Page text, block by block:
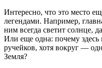
Интересно, что это место
легендами. Например,
ним всегда светит солнце,
Или еще одна: почему здесь
ручейков, хотя вокруг —
Земля?